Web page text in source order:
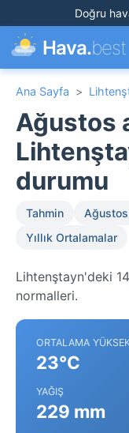
Doğru
Hava.best
Ana Sayfa >
Ağustos
durumu
Tahmin Ağustos
Yıllık Ortalamalar
Lihtenştayn'deki
normalleri.
ORTALAMA
23°C
YAĞIŞ
229 mm